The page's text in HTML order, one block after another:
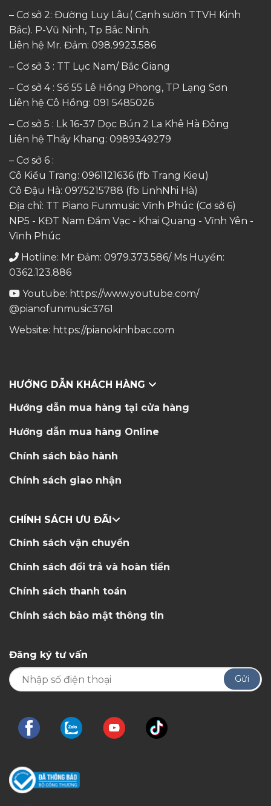
– Cơ sở 2: Đường Luy Lâu( Cạnh sườn TTVH Kinh
Bắc). P-Vũ Ninh, Tp Bắc Ninh.
Liên hệ Mr. Đảm: 098.9923.586
– Cơ sở 3 : TT Lục Nam/ Bắc Giang
– Cơ sở 4 : Số 55 Lê Hồng Phong, TP Lạng Sơn
Liên hệ Cô Hồng: 091 5485026
– Cơ sở 5 : Lk 16-37 Dọc Bún 2 La Khê Hà Đông
Liên hệ Thầy Khang: 0989349279
– Cơ sở 6 :
Cô Kiều Trang: 0961121636 (fb Trang Kieu)
Cô Đậu Hà: 0975215788 (fb LinhNhi Hà)
Địa chỉ: TT Piano Funmusic Vĩnh Phúc (Cơ sở 6)
NP5 - KĐT Nam Đầm Vạc - Khai Quang - Vĩnh Yên -
Vĩnh Phúc
Hotline: Mr Đảm: 0979.373.586/ Ms Huyền:
0362.123.886
Youtube: https://www.youtube.com/
@pianofunmusic3761
Website: https://pianokinhbac.com
HƯỚNG DẪN KHÁCH HÀNG
Hướng dẫn mua hàng tại cửa hàng
Hướng dẫn mua hàng Online
Chính sách bảo hành
Chính sách giao nhận
CHÍNH SÁCH ƯU ĐÃI
Chính sách vận chuyển
Chính sách đổi trả và hoàn tiền
Chính sách thanh toán
Chính sách bảo mật thông tin
Đăng ký tư vấn